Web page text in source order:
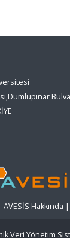
AVESİS Hakkında |
Veri Yönetim